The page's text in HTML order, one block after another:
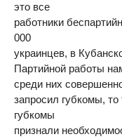
это все
работники
000
украинцев, в
Партийной работы
среди них
запросил губкомы,
губкомы
признали